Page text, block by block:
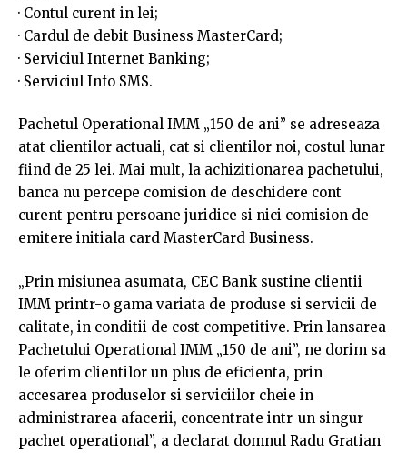
· Contul curent in lei;
· Cardul de debit Business MasterCard;
· Serviciul Internet Banking;
· Serviciul Info SMS.
Pachetul Operational IMM „150 de ani” se adreseaza
atat clientilor actuali, cat si clientilor noi, costul lunar
fiind de 25 lei. Mai mult, la achizitionarea pachetului,
banca nu percepe comision de deschidere cont
curent pentru persoane juridice si nici comision de
emitere initiala card MasterCard Business.
„Prin misiunea asumata, CEC Bank sustine clientii
IMM printr-o gama variata de produse si servicii de
calitate, in conditii de cost competitive. Prin lansarea
Pachetului Operational IMM „150 de ani”, ne dorim sa
le oferim clientilor un plus de eficienta, prin
accesarea produselor si serviciilor cheie in
administrarea afacerii, concentrate intr-un singur
pachet operational”, a declarat domnul Radu Gratian